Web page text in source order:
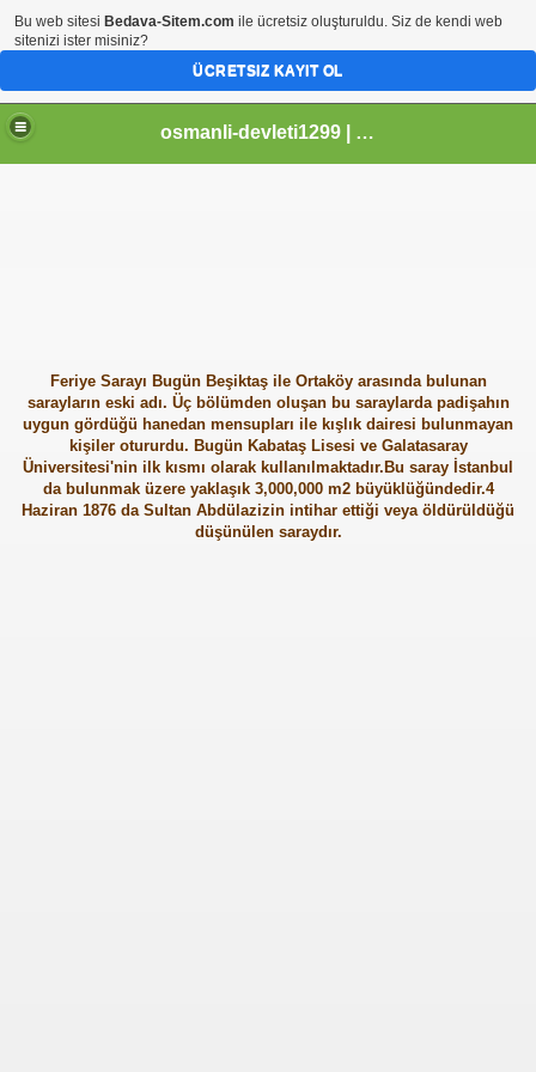
osmanli-devleti1299 | Osmanli Devleti | osmanli padisahlari | osmanli vezirleri | Osmanli Ansiklopedi Bilgileri
Feriye Sarayı Bugün Beşiktaş ile Ortaköy arasında bulunan
sarayların eski adı. Üç bölümden oluşan bu saraylarda padişahın
uygun gördüğü hanedan mensupları ile kışlık dairesi bulunmayan
kişiler otururdu. Bugün Kabataş Lisesi ve Galatasaray
Üniversitesi'nin ilk kısmı olarak kullanılmaktadır.Bu saray İstanbul
da bulunmak üzere yaklaşık 3,000,000 m2 büyüklüğündedir.4
Haziran 1876 da Sultan Abdülazizin intihar ettiği veya öldürüldüğü
düşünülen saraydır.
Bu web sitesi Bedava-Sitem.com ile ücretsiz oluşturuldu. Siz de kendi web
sitenizi ister misiniz?
ÜCRETSIZ KAYIT OL